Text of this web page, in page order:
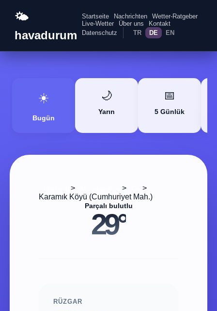
🌤️
havadurum
Startseite Nachrichten
Wetter-Ratgeber
Live-Wetter
Über uns
Kontakt
Datenschutz
TR DE EN
☀️
Bugün
🌙
Yarın
📅
5 Günlük
> >
>
Karamık Köyü (Cumhuriyet Mah.)
Parçalı bulutlu
29°
RÜZGAR